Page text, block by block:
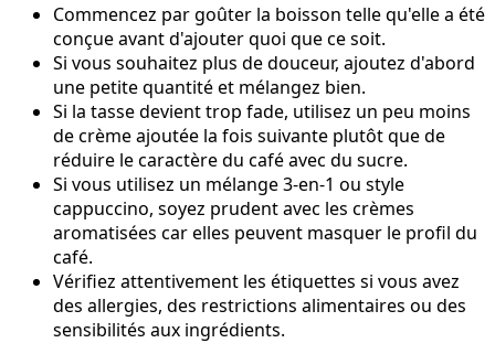
Commencez par goûter la boisson telle qu'elle a été
conçue avant d'ajouter quoi que ce soit.
Si vous souhaitez plus de douceur, ajoutez d'abord
une petite quantité et mélangez bien.
Si la tasse devient trop fade, utilisez un peu moins
de crème ajoutée la fois suivante plutôt que de
réduire le caractère du café avec du sucre.
Si vous utilisez un mélange 3-en-1 ou style
cappuccino, soyez prudent avec les crèmes
aromatisées car elles peuvent masquer le profil du
café.
Vérifiez attentivement les étiquettes si vous avez
des allergies, des restrictions alimentaires ou des
sensibilités aux ingrédients.